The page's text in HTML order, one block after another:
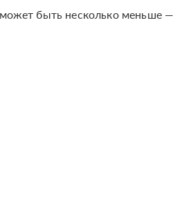
быть несколько меньше